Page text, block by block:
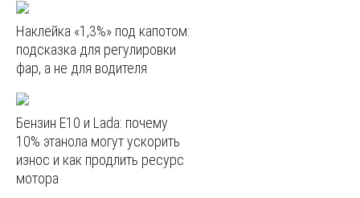
Наклейка «1,3%» под капотом:
подсказка для регулировки
фар, а не для водителя
Бензин E10 и Lada: почему
10% этанола могут ускорить
износ и как продлить ресурс
мотора